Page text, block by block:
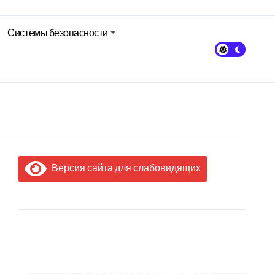
питании
Системы безопасности
Версия сайта для слабовидящих